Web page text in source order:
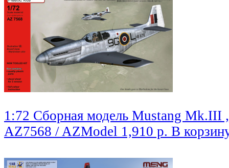
1:72 Сборная модель Mustang Mk.III
AZ7568 / AZModel 1,910 р. В